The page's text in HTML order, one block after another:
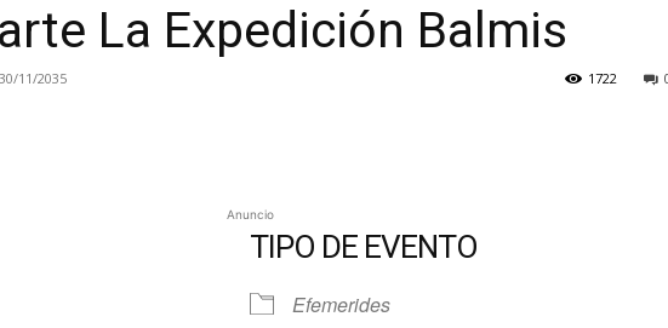
La Expedición Balmis
30/11/2035 1722
Anuncio
TIPO DE EVENTO
Efemerides